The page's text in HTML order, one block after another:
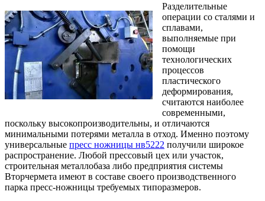
Разделительные
операции со сталями и
сплавами,
выполняемые при
помощи
технологических
процессов
пластического
деформирования,
считаются наиболее
современными,
поскольку высокопроизводительны, и отличаются
минимальными потерями металла в отход. Именно поэтому
универсальные пресс ножницы нв5222 получили широкое
распространение. Любой прессовый цех или участок,
строительная металлобаза либо предприятия системы
Вторчермета имеют в составе своего производственного
парка пресс-ножницы требуемых типоразмеров.